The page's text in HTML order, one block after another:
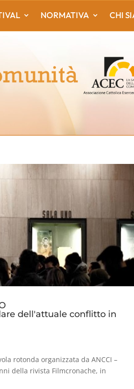
NORMATIVA CHI
dell'attuale conflitto in
rotonda organizzata da ANCCI –
della rivista Filmcronache, in